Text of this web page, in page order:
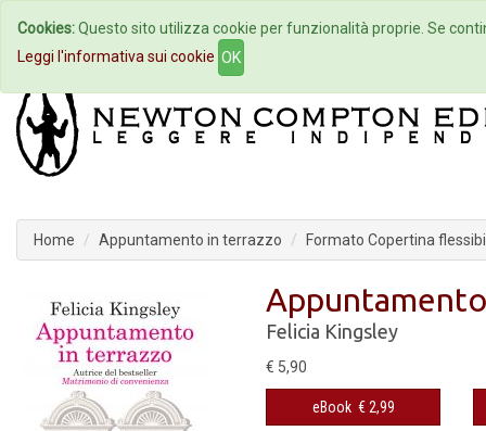
Home Autori Eventi
Home Appuntamento in terrazzo Formato Copertina
Felicia Kingsley
€ 5,90
eBook € 2,99
Cookies:Questo sito utilizza cookie per funzionalità proprie. Se
Leggi l'informativa sui cookie OK